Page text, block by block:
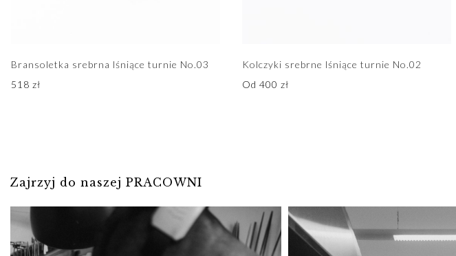
Bransoletka srebrna lśniące turnie No.03
518 zł
Kolczyki srebrne lśniące turnie No.02
Od 400 zł
Zajrzyj do naszej PRACOWNI